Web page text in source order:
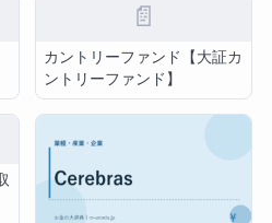
📄
カントリーファンド【大証カ
ントリーファンド】